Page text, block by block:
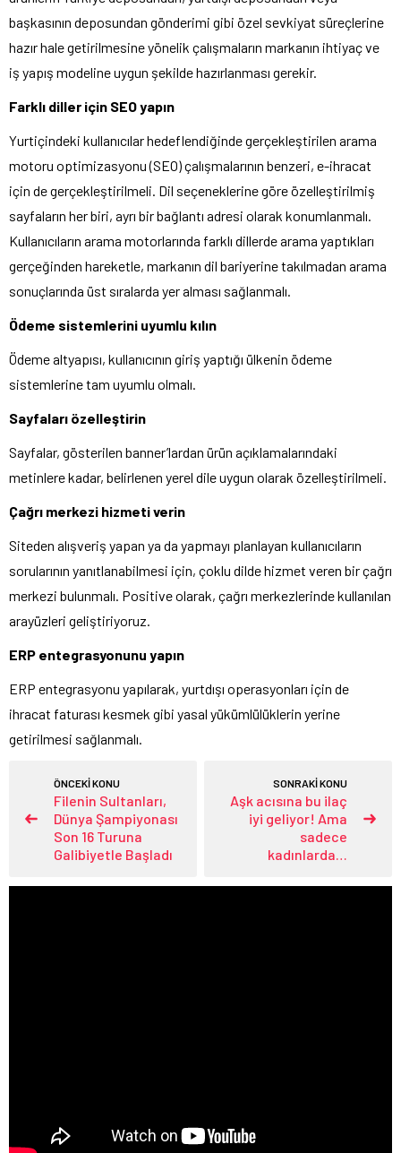
başkasının deposundan gönderimi gibi özel sevkiyat süreçlerine
hazır hale getirilmesine yönelik çalışmaların markanın ihtiyaç ve
iş yapış modeline uygun şekilde hazırlanması gerekir.
Farklı diller için SEO yapın
Yurtiçindeki kullanıcılar hedeflendiğinde gerçekleştirilen arama
motoru optimizasyonu (SEO) çalışmalarının benzeri, e-ihracat
için de gerçekleştirilmeli. Dil seçeneklerine göre özelleştirilmiş
sayfaların her biri, ayrı bir bağlantı adresi olarak konumlanmalı.
Kullanıcıların arama motorlarında farklı dillerde arama yaptıkları
gerçeğinden hareketle, markanın dil bariyerine takılmadan arama
sonuçlarında üst sıralarda yer alması sağlanmalı.
Ödeme sistemlerini uyumlu kılın
Ödeme altyapısı, kullanıcının giriş yaptığı ülkenin ödeme
sistemlerine tam uyumlu olmalı.
Sayfaları özelleştirin
Sayfalar, gösterilen banner’lardan ürün açıklamalarındaki
metinlere kadar, belirlenen yerel dile uygun olarak özelleştirilmeli.
Çağrı merkezi hizmeti verin
Siteden alışveriş yapan ya da yapmayı planlayan kullanıcıların
sorularının yanıtlanabilmesi için, çoklu dilde hizmet veren bir çağrı
merkezi bulunmalı. Positive olarak, çağrı merkezlerinde kullanılan
arayüzleri geliştiriyoruz.
ERP entegrasyonunu yapın
ERP entegrasyonu yapılarak, yurtdışı operasyonları için de
ihracat faturası kesmek gibi yasal yükümlülüklerin yerine
getirilmesi sağlanmalı.
ÖNCEKİ KONU
Filenin Sultanları,
Dünya Şampiyonası
Son 16 Turuna
Galibiyetle Başladı
SONRAKİ KONU
Aşk acısına bu ilaç
iyi geliyor! Ama
sadece
kadınlarda…